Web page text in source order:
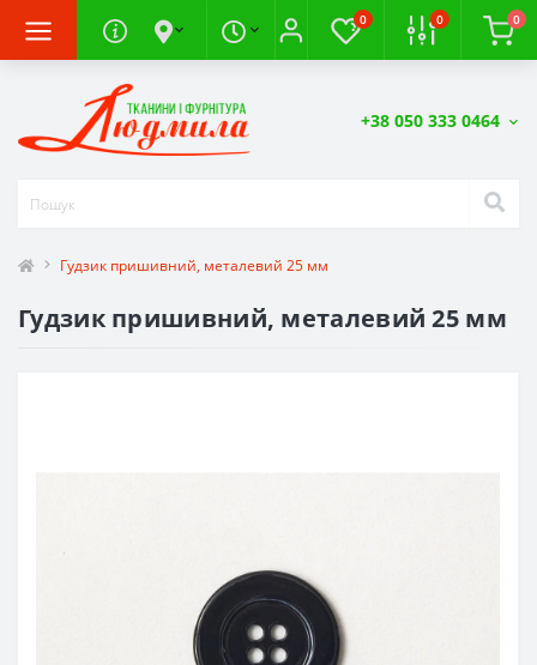
0 0 0
+38 050 333 0464
Гудзик пришивний, металевий 25 мм
Гудзик пришивний, металевий 25 мм